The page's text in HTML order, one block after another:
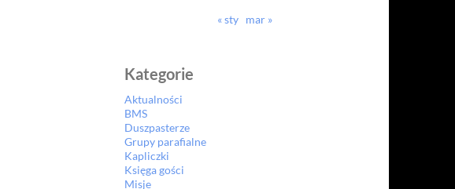
« sty mar »
Kategorie
Aktualności
BMS
Duszpasterze
Grupy parafialne
Kapliczki
Księga gości
Misje